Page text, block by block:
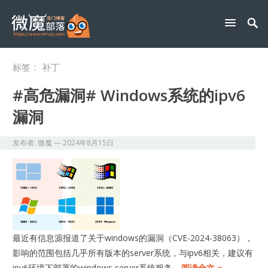
标签：补丁
#高危漏洞# Windows系统的ipv6
漏洞
发布者:微魔—2024年8月15日
最近有信息源报道了关于windows的漏洞（CVE-2024-38063），
影响的范围包括几乎所有版本的server系统，与ipv6相关，建议有